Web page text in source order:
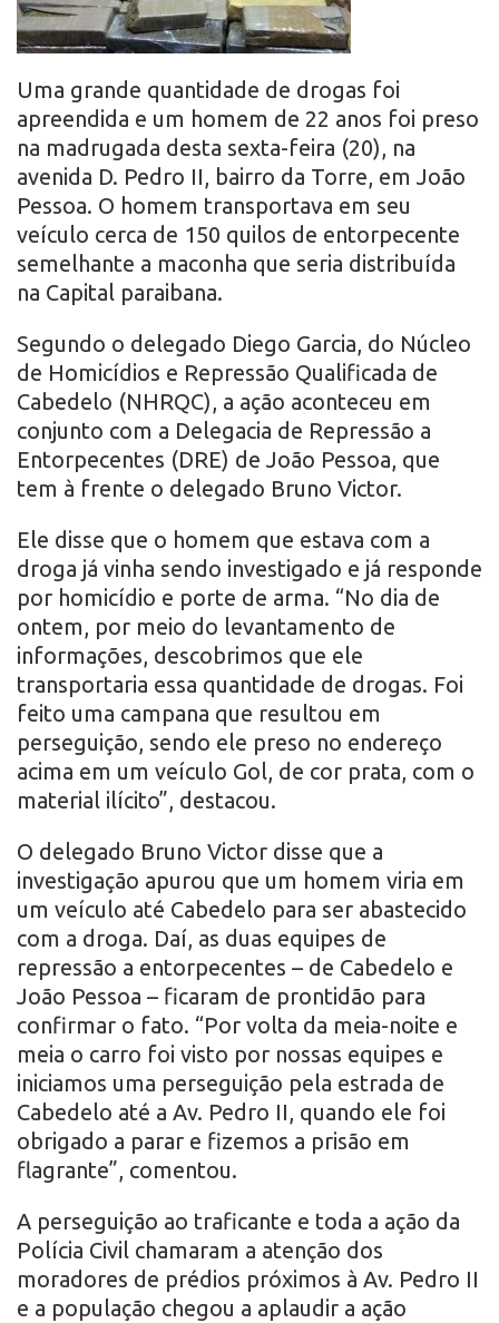
Uma grande quantidade de drogas foi
apreendida e um homem de 22 anos foi preso
na madrugada desta sexta-feira (20), na
avenida D. Pedro II, bairro da Torre, em João
Pessoa. O homem transportava em seu
veículo cerca de 150 quilos de entorpecente
semelhante a maconha que seria distribuída
na Capital paraibana.
Segundo o delegado Diego Garcia, do Núcleo
de Homicídios e Repressão Qualificada de
Cabedelo (NHRQC), a ação aconteceu em
conjunto com a Delegacia de Repressão a
Entorpecentes (DRE) de João Pessoa, que
tem à frente o delegado Bruno Victor.
Ele disse que o homem que estava com a
droga já vinha sendo investigado e já responde
por homicídio e porte de arma. “No dia de
ontem, por meio do levantamento de
informações, descobrimos que ele
transportaria essa quantidade de drogas. Foi
feito uma campana que resultou em
perseguição, sendo ele preso no endereço
acima em um veículo Gol, de cor prata, com o
material ilícito”, destacou.
O delegado Bruno Victor disse que a
investigação apurou que um homem viria em
um veículo até Cabedelo para ser abastecido
com a droga. Daí, as duas equipes de
repressão a entorpecentes – de Cabedelo e
João Pessoa – ficaram de prontidão para
confirmar o fato. “Por volta da meia-noite e
meia o carro foi visto por nossas equipes e
iniciamos uma perseguição pela estrada de
Cabedelo até a Av. Pedro II, quando ele foi
obrigado a parar e fizemos a prisão em
flagrante”, comentou.
A perseguição ao traficante e toda a ação da
Polícia Civil chamaram a atenção dos
moradores de prédios próximos à Av. Pedro II
e a população chegou a aplaudir a ação